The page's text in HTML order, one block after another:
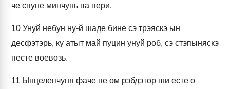
че спуне минчунь ва пери.
10 Унуй небун ну-й шаде бине сэ трэяскэ ын
десфэтэрь, ку атыт май пуцин унуй роб, сэ стэпыняскэ
песте воевозь.
11 Ынцелепчуня фаче пе ом рэбдэтор ши есте о